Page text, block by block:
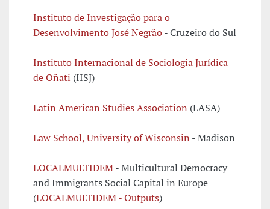
Instituto de Investigação para o
Desenvolvimento José Negrão- Cruzeiro do Sul
Instituto Internacional de Sociologia Jurídica
de Oñati (IISJ)
Latin American Studies Association (LASA)
Law School, University of Wisconsin - Madison
LOCALMULTIDEM- Multicultural Democracy
and Immigrants Social Capital in Europe
(LOCALMULTIDEM -Outputs)